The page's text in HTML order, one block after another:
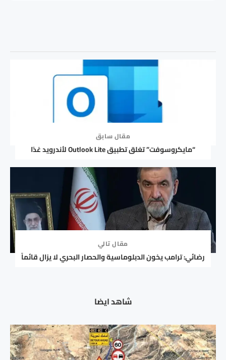
مقال سابق
“مايكروسوفت” تغلق تطبيق Outlook Lite لأندرويد غدًا
مقال تالي
رضائي: ترامب يخون الدبلوماسية والحصار البحري لا يزال قائماً
شاهد ايضا